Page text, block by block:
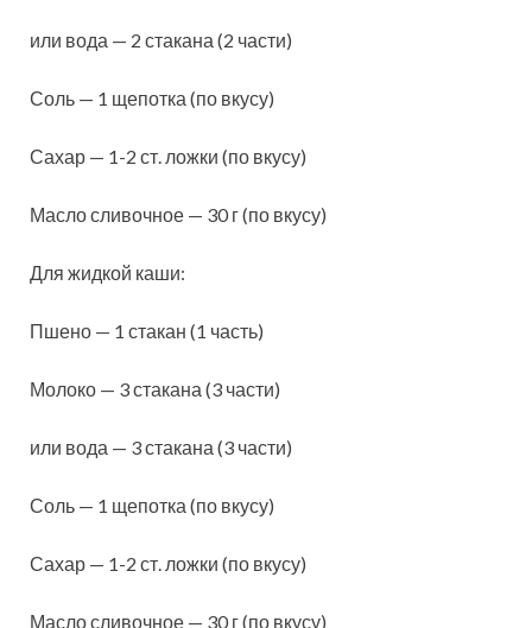
или вода — 2 стакана (2 части)
Соль — 1 щепотка (по вкусу)
Сахар — 1-2 ст. ложки (по вкусу)
Масло сливочное — 30 г (по вкусу)
Для жидкой каши:
Пшено — 1 стакан (1 часть)
Молоко — 3 стакана (3 части)
или вода — 3 стакана (3 части)
Соль — 1 щепотка (по вкусу)
Сахар — 1-2 ст. ложки (по вкусу)
Масло сливочное — 30 г (по вкусу)